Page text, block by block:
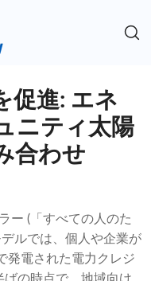
促進: エネ
ニティ太陽
合わせ
ー (「すべての人のた
ルでは、個人や企業が
発電された電力クレジ